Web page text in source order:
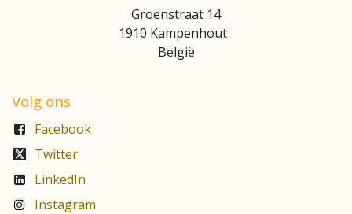
Groenstraat 14
1910 Kampenhout
België
Volg ons
Facebook
Twitter
LinkedIn
Instagram